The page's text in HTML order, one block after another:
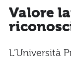
Valore
L’Università